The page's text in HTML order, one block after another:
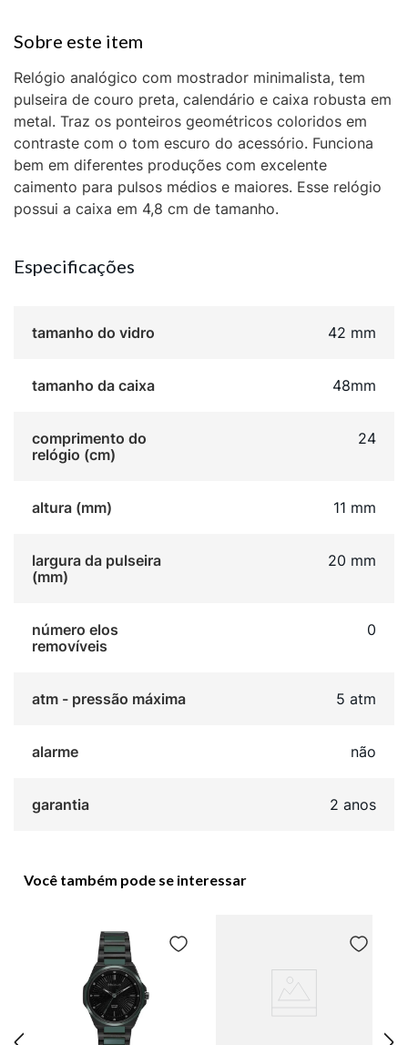
Relógio analógico com mostrador minimalista, tem
pulseira de couro preta, calendário e caixa robusta em
metal. Traz os ponteiros geométricos coloridos em
contraste com o tom escuro do acessório. Funciona
bem em diferentes produções com excelente
caimento para pulsos médios e maiores. Esse relógio
possui a caixa em 4,8 cm de tamanho.
Especificações
tamanho do vidro 42 mm
tamanho da caixa 48mm
comprimento do
relógio (cm)
24
altura (mm) 11 mm
largura da pulseira
(mm)
20 mm
número elos
removíveis
0
atm - pressão máxima 5 atm
alarme não
garantia 2 anos
Você também pode se interessar